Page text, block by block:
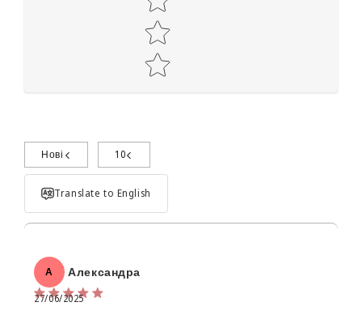
Поділиться досвідом використання
Нові 10
Translate to English
А Александра
27/06/2025